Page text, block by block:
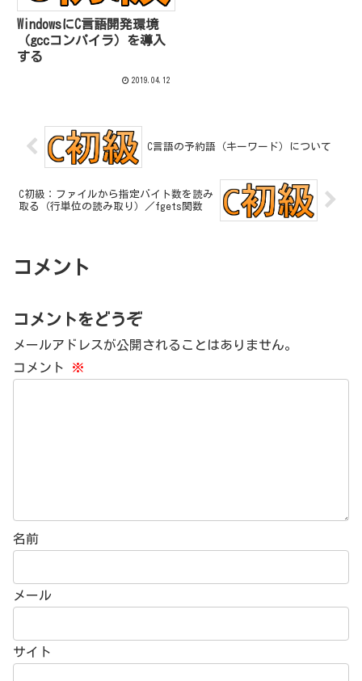
WindowsにC言語開発環境
（gccコンパイラ）を導入
する
2019.04.12
C言語の予約語（キーワード）について
C初級：ファイルから指定バイト数を読み
取る（行単位の読み取り）／fgets関数
コメント
コメントをどうぞ
メールアドレスが公開されることはありません。
コメント
※
名前
メール
サイト